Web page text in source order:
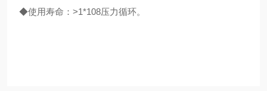
◆使用寿命：>1*108压力循环。